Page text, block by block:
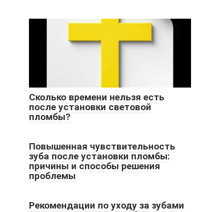
Сколько времени нельзя есть
после установки световой
пломбы?
Повышенная чувствительность
зуба после установки пломбы:
причины и способы решения
проблемы
Рекомендации по уходу за зубами